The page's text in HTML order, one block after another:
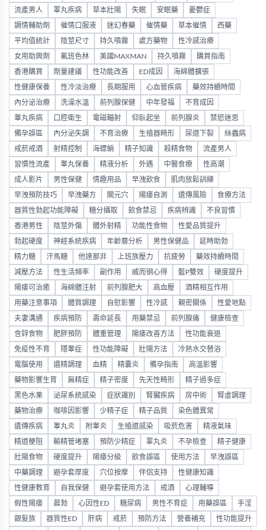
流產男人 睪丸疾病 草本壯陽 失眠 安眠藥 憂鬱症
調情輔助劑 催情口服液 迷幻春藥 催情藥 草本催情 西藥
平均值統計 陰莖尺寸 持久噴霧 處方藥物 性冷感治療
女用助興劑 氟班色林 美國MAXMAN 持久噴霧 購買指南
香港購買 劑量建議 性功能改善 ED成因 海綿體擴張
性健康保養 性冷淡治療 長期服用 心血管疾病 藥效持續時間
內分泌治療 洗澡水溫 前列腺保健 中年發福 不育成因
睾丸疾病 口腔衛生 電磁輻射 仰臥起坐 前列腺炎 禁慾迷思
備孕誤區 內分泌失調 不育治療 生殖器畸形 尿道下裂 絲蟲病
戒菸戒酒 射精控制 海螵蛸 精子知識 殺精食物 流產男人
習慣性流產 睾丸保養 精液分析 外遇 中醫食療 性高潮
成人影片 男性保健 情趣用品 早洩飲食 肌肉放鬆訓練
早洩預防技巧 早洩藥方 關元穴 陽痿自測 遺傳風險 食療方法
器質性勃起功能障礙 糖分攝取 飲食禁忌 疾病辨識 不良習慣
香港男性 陰莖外傷 體外射精 功能性食物 性愛品質提升
勃起硬度 神經系統疾病 年齡層分析 男性保健品 延時助勃
精力糖 汗馬糖 他達那非 上班族壓力 抗疲勞 藥效持續時間
減壓方法 性生活頻率 副作用 威而钢心得 藍P雙效 硬度提升
陽痿可治癒 海綿體注射 前列腺肥大 高血壓 酒精相互作用
用藥注意事項 體質調理 自慰影響 性冷感 親密關係 性愛地點
夫妻溝通 疾病預防 壽命延長 用藥禁忌 前列腺痛 健康檢查
含鋅食物 肥胖預防 體重管理 陽痿改善方法 性功能衰退
免疫性不育 隱睾症 性功能障礙 壯陽方法 冷熱水交替浴
電腦使用 遺精調理 血精 精囊炎 備孕指南 高溫影響
藥物影響生育 無精症 精子密度 先天性畸形 精子過多症
黑色水果 泌尿系統感染 症狀識別 腎臟疾病 房中術 腎虛調理
藥物治療 咖啡因影響 少精子症 精子品質 染色體異常
遺傳疾病 睾丸炎 附睾炎 生殖道感染 吸菸危害 精液氣味
精道梗阻 輸精管堵塞 預防少精症 睪丸炎 不孕檢查 精子健康
壯陽食物 硬度提升 陽痿分級 飲食誤區 使用方法 早洩誤區
中藥調理 避孕套厚度 穴位按摩 伴侶支持 性健康知識
性健康教育 自我保健 避孕套使用方法 戒酒 心理輔導
假性陽痿 晨勃 心因性ED 糖尿病 男性不育症 用藥誤區 手淫
銀髮族 器質性ED 肝病 戒菸 預防方法 營養補充 性功能提升